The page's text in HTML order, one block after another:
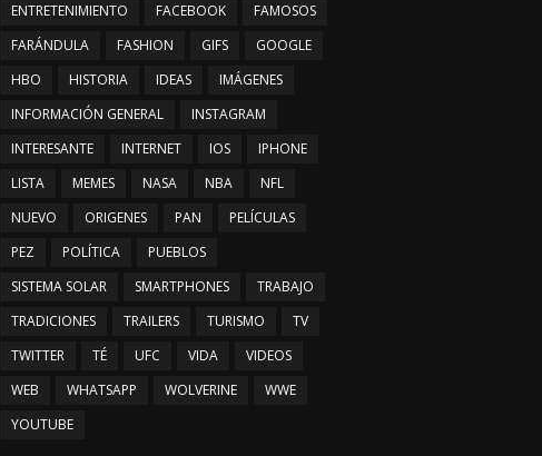
ENTRETENIMIENTO
FACEBOOK
FAMOSOS
FARÁNDULA
FASHION GIFS
GOOGLE
HBO
HISTORIA IDEAS
IMÁGENES
INFORMACIÓN GENERAL
INSTAGRAM
INTERESANTE
INTERNET IOS
IPHONE
LISTA
MEMES NASA NBA
NFL
NUEVO
ORIGENES PAN
PELÍCULAS
PEZ
POLÍTICA
PUEBLOS
SISTEMA SOLAR
SMARTPHONES
TRABAJO
TRADICIONES
TRAILERS TURISMO
TV
TWITTER
TÉ UFC VIDA
VIDEOS
WEB
WHATSAPP WOLVERINE
WWE
YOUTUBE